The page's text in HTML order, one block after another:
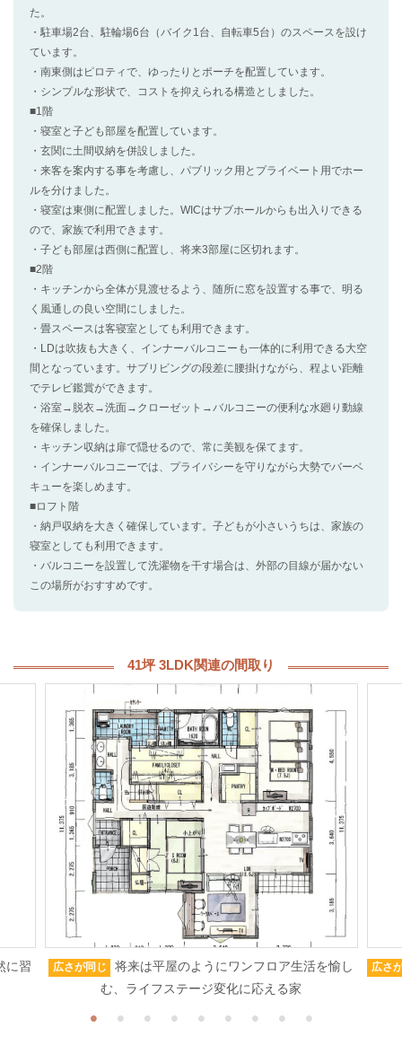
た。
・駐車場2台、駐輪場6台（バイク1台、自転車5台）のスペースを設け
ています。
・南東側はピロティで、ゆったりとポーチを配置しています。
・シンプルな形状で、コストを抑えられる構造としました。
■1階
・寝室と子ども部屋を配置しています。
・玄関に土間収納を併設しました。
・来客を案内する事を考慮し、パブリック用とプライベート用でホー
ルを分けました。
・寝室は東側に配置しました。WICはサブホールからも出入りできる
ので、家族で利用できます。
・子ども部屋は西側に配置し、将来3部屋に区切れます。
■2階
・キッチンから全体が見渡せるよう、随所に窓を設置する事で、明る
く風通しの良い空間にしました。
・畳スペースは客寝室としても利用できます。
・LDは吹抜も大きく、インナーバルコニーも一体的に利用できる大空
間となっています。サブリビングの段差に腰掛けながら、程よい距離
でテレビ鑑賞ができます。
・浴室→脱衣→洗面→クローゼット→バルコニーの便利な水廻り動線
を確保しました。
・キッチン収納は扉で隠せるので、常に美観を保てます。
・インナーバルコニーでは、プライバシーを守りながら大勢でバーベ
キューを楽しめます。
■ロフト階
・納戸収納を大きく確保しています。子どもが小さいうちは、家族の
寝室としても利用できます。
・バルコニーを設置して洗濯物を干す場合は、外部の目線が届かない
この場所がおすすめです。
41坪 3LDK関連の間取り
に習 広さが同じ
将来は平屋のようにワンフロア生活を愉し
む、ライフステージ変化に応える家
広さ